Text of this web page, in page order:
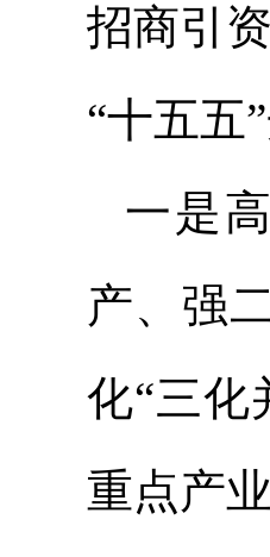
招商引
“十五五
一是
产、强
化“三化
重点产